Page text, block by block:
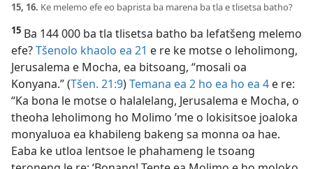
15, 16. Ke melemo efe eo baprista ba marena ba tla e tlisetsa batho?
15 Ba 144 000 ba tla tlisetsa batho ba lefatšeng melemo
efe?Tšenolo khaolo ea 21 e re ke motse o leholimong,
Jerusalema e Mocha, ea bitsoang, “mosali oa
Konyana.” (Tšen. 21:9)Temana ea 2 ho ea ho ea 4 e re:
“Ka bona le motse o halalelang, Jerusalema e Mocha, o
theoha leholimong ho Molimo ’me o lokisitsoe joaloka
monyaluoa ea khabileng bakeng sa monna oa hae.
Eaba ke utloa lentsoe le phahameng le tsoang